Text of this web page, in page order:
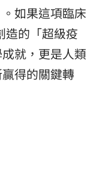
如果這項臨床
造的「超級疫
就，更是人類
得的關鍵轉